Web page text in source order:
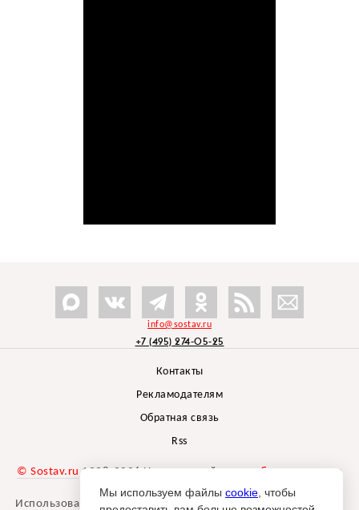
info@sostav.ru
+7 (495) 274-05-25
Контакты
Рекламодателям
Обратная связь
Rss
© Sostav.ru 1998-2026 Независимый проектбрендингового
агентства Depot
Использование материалов Sostav.ru допустимо только при
Мы используем файлы cookie , чтобы